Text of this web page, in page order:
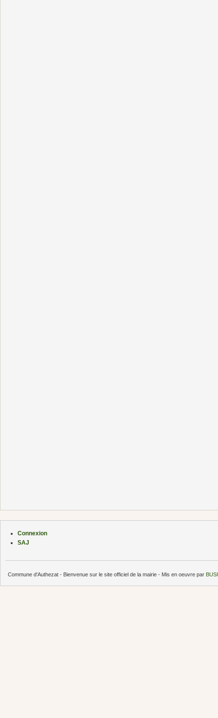
Connexion
SAJ
Commune d'Authezat - Bienvenue sur le site officiel de la mairie - Mis en oeuvre par